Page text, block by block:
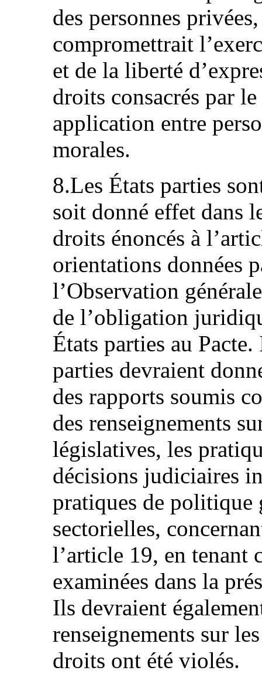
des personnes
compromettrait
et de la liberté
droits consacrés par
application entre
morales.
8.Les États parties
soit donné effet dans
droits énoncés à
orientations données
l’Observation
de l’obligation
États parties au
parties devraient
des rapports soumis
des renseignements
législatives, les
décisions judiciaires
pratiques de politique
sectorielles,
l’article 19, en tenant
examinées dans la
Ils devraient
renseignements sur
droits ont été violés.